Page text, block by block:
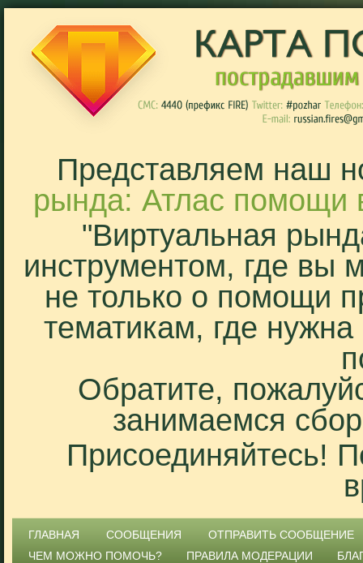
Представляем наш
рында: Атлас помощи
"Виртуальная
инструментом, где вы
не только о помощи
тематикам, где
Обратите,
занимаемся
Присоединяйтесь!
ГЛАВНАЯ СООБЩЕНИЯ
ОТПРАВИТЬ СООБЩЕНИЕ
ЧЕМ МОЖНО ПОМОЧЬ?
ПРАВИЛА МОДЕРАЦИИ